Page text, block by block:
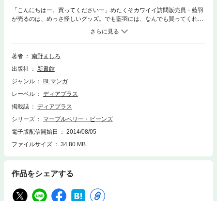
「こんにちはー。買ってくださいー」めたくそカワイイ訪問販売員・藍羽
が売るのは、めっさ怪しいグッズ。でも藍羽には、なんでも買ってくれる
強面のお得意サマ、黒田がいるのです。いつもなんでも買ってくれるの
は、愛があるから？ だけど愛もぶっとぶヒミツを藍羽は持ってい
て……。シュガーコートボム。藍羽のラブバザール！
著者
南野ましろ
出版社
新書館
ジャンル
BLマンガ
レーベル
ディアプラス
掲載誌
ディアプラス
シリーズ
マーブルベリー・ビーンズ
電子版配信開始日
2014/08/05
ファイルサイズ
34.80 MB
作品をシェアする